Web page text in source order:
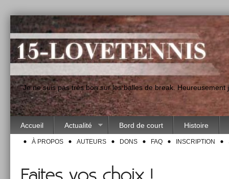
"Je ne suis pas très bon sur les balles de break.
Accueil Actualité Bord de court Histoire
À PROPOS AUTEURS DONS FAQ INSCRIPTION